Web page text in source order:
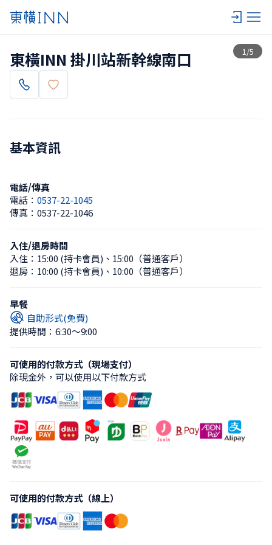
1 /5
查看一覽
東橫INN 掛川站新幹線南口
基本資訊
電話/傳真
電話： 0537-22-1045
傳真： 0537-22-1046
入住/退房時間
入住： 15:00 (持卡會員) 、 15:00（普通客戶）
退房： 10:00 (持卡會員) 、 10:00（普通客戶）
早餐
自助形式(免費)
提供時間：6:30〜9:00
可使用的付款方式（現場支付）
除現金外，可以使用以下付款方式
可使用的付款方式（線上）